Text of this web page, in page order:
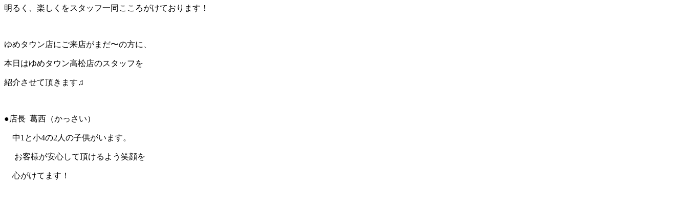
明るく、楽しくをスタッフ一同こころがけております！
ゆめタウン店にご来店がまだ〜の方に、
本日はゆめタウン高松店のスタッフを
紹介させて頂きます♫
●店長 葛西（かっさい）
中1と小4の2人の子供がいます。
お客様が安心して頂けるよう笑顔を
心がけてます！